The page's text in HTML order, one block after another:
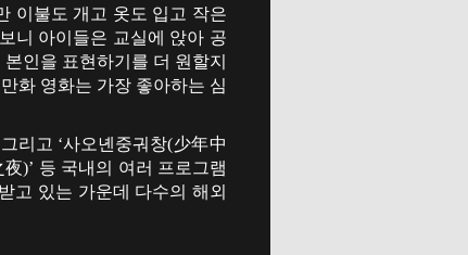
이불도 개고 옷도 입고 작은
니 아이들은 교실에 앉아 공
인을 표현하기를 더 원할지
화 영화는 가장 좋아하는 심
리고 ‘사오녠중궈창(少年中
)’ 등 국내의 여러 프로그램
고 있는 가운데 다수의 해외